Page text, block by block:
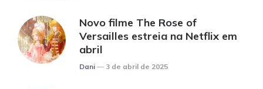
Novo filme The Rose of
Versailles estreia na Netflix em
abril
Posted
Dani 3 de abril de 2025